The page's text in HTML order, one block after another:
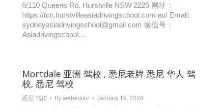
6/110 Queens Rd, Hurstville NSW 2220 网址：
https://tcn.hurstvilleasiadrivingschool.com.au/ Email:
sydneyasiadrivingschool@gmail.com 微信号：
Asiadrivingschool…
Mortdale 亚洲 驾校 , 悉尼老牌 悉尼 华人 驾
校, 悉尼 驾校
悉尼 驾校 By webeditor January 19, 2020